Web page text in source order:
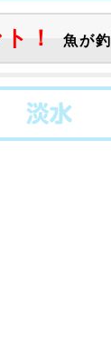
！ 魚が